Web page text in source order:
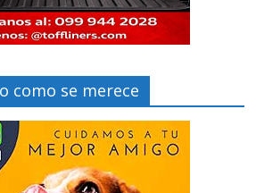
como se merece